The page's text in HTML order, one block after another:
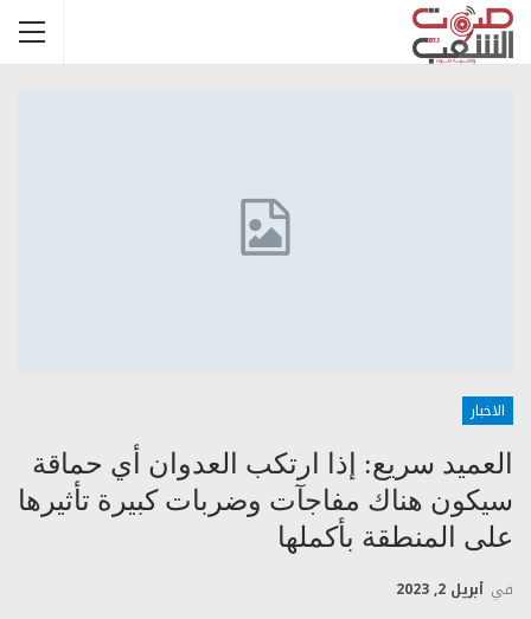
الاخبار
العميد سريع: إذا ارتكب العدوان أي حماقة
سيكون هناك مفاجآت وضربات كبيرة تأثيرها
على المنطقة بأكملها
في أبريل 2, 2023